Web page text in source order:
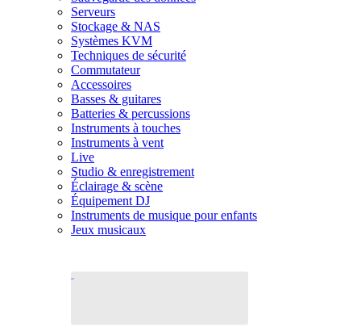
Serveurs
Stockage & NAS
Systèmes KVM
Techniques de sécurité
Commutateur
Accessoires
Basses & guitares
Batteries & percussions
Instruments à touches
Instruments à vent
Live
Studio & enregistrement
Éclairage & scène
Équipement DJ
Instruments de musique pour enfants
Jeux musicaux